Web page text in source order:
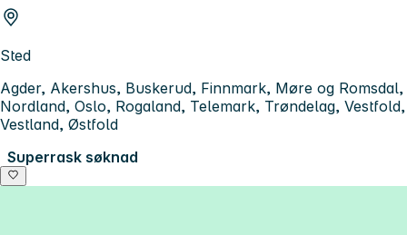
Sted
Agder, Akershus, Buskerud, Finnmark, Møre og Romsdal,
Nordland, Oslo, Rogaland, Telemark, Trøndelag, Vestfold,
Vestland, Østfold
Superrask søknad